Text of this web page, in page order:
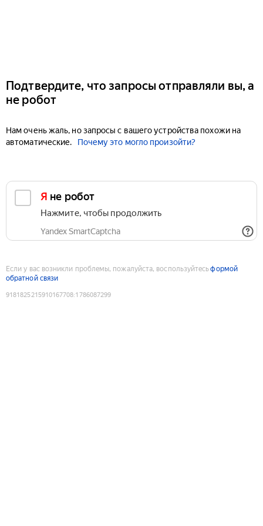
Подтвердите, что запросы отправляли вы, а
не робот
Нам очень жаль, но запросы с вашего устройства похожи на
автоматические.
Почему это могло произойти?
Я не робот
Нажмите, чтобы продолжить
Yandex SmartCaptcha
Если у вас возникли проблемы, пожалуйста, воспользуйтесьформой
обратной связи
9181825215910167708:1786087299